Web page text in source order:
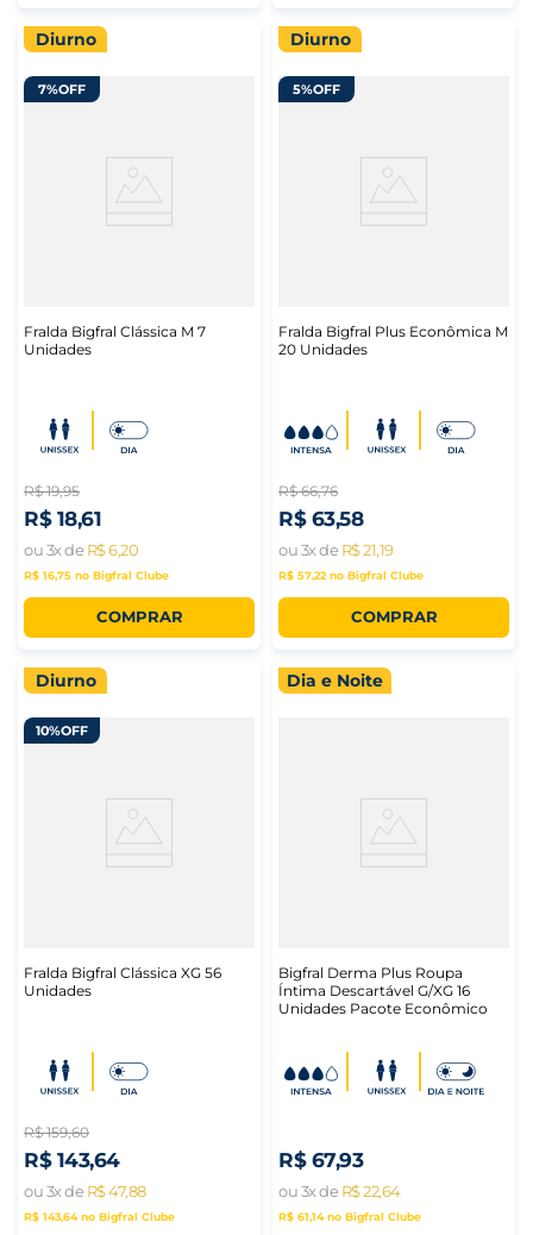
Diurno
7%OFF
Fralda Bigfral Clássica M 7
Unidades
R$ 19,95
R$ 18,61
ou3x de R$6,20
R$ 16,75 no Bigfral Clube
COMPRAR
Diurno
5%OFF
Fralda Bigfral Plus Econômica M
20 Unidades
R$ 66,76
R$ 63,58
ou3x de R$21,19
R$ 57,22 no Bigfral Clube
COMPRAR
Diurno
10%OFF
Fralda Bigfral Clássica XG 56
Unidades
R$ 159,60
R$ 143,64
ou3x de R$47,88
R$ 143,64 no Bigfral Clube
Dia e Noite
Bigfral Derma Plus Roupa
Íntima Descartável G/XG 16
Unidades Pacote Econômico
R$ 67,93
ou3x de R$22,64
R$ 61,14 no Bigfral Clube